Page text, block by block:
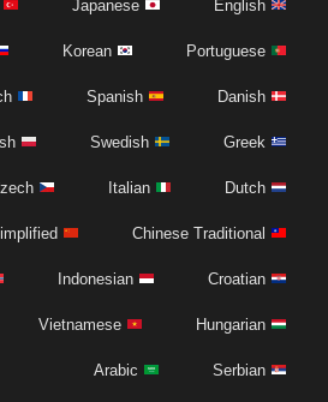
English
Japanese
Portuguese
Korean
Danish
Spanish
Greek
Swedish
Dutch
Italian
Chinese Traditional
Croatian
Indonesian
Hungarian
Vietnamese
Serbian
Arabic